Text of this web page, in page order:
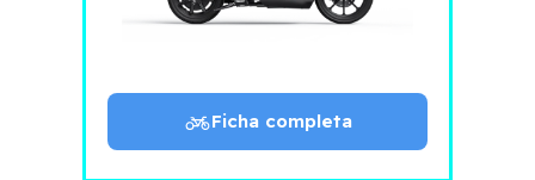
Ficha completa